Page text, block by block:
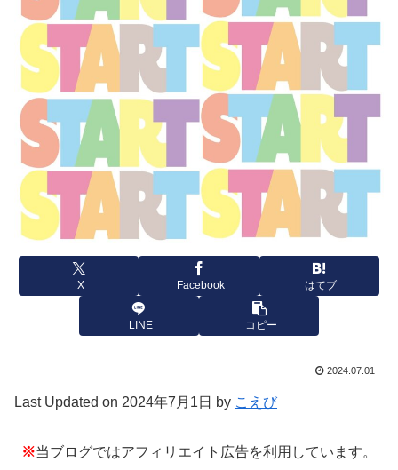
X Facebook はてブ
LINE コピー
2024.07.01
Last Updated on 2024年7月1日 by こえび
※当ブログではアフィリエイト広告を利用しています。